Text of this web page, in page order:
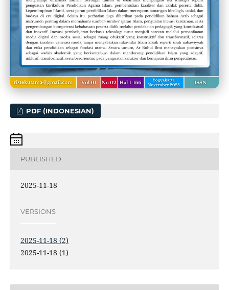
PDF (INDONESIAN)
PUBLISHED
2025-11-18
VERSIONS
2025-11-18 (2)
2025-11-18 (1)